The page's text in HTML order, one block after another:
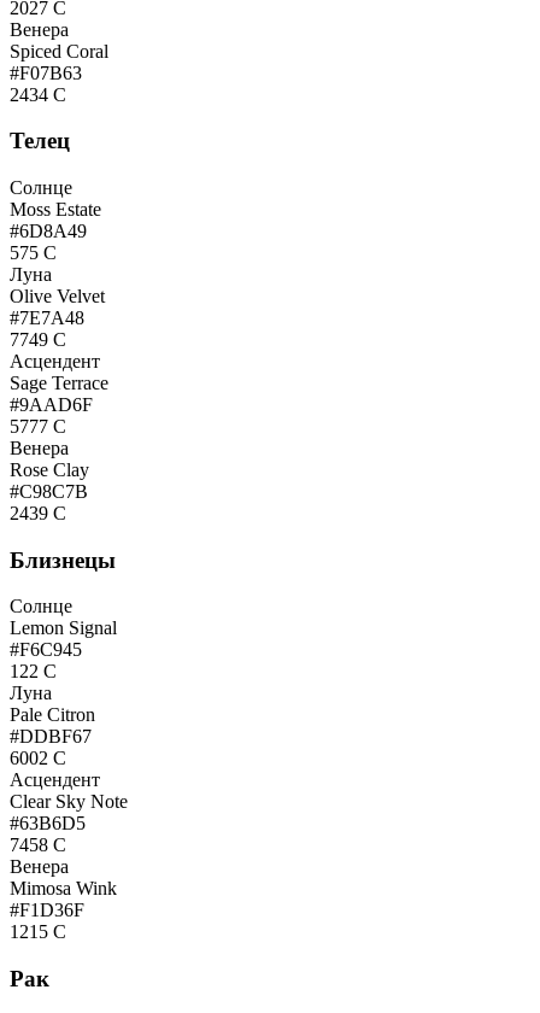
2027 C
Венера
Spiced Coral
#F07B63
2434 C
Телец
Солнце
Moss Estate
#6D8A49
575 C
Луна
Olive Velvet
#7E7A48
7749 C
Асцендент
Sage Terrace
#9AAD6F
5777 C
Венера
Rose Clay
#C98C7B
2439 C
Близнецы
Солнце
Lemon Signal
#F6C945
122 C
Луна
Pale Citron
#DDBF67
6002 C
Асцендент
Clear Sky Note
#63B6D5
7458 C
Венера
Mimosa Wink
#F1D36F
1215 C
Рак